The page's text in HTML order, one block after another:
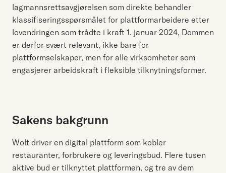
lagmannsrettsavgjørelsen som direkte behandler
klassifiseringsspørsmålet for plattformarbeidere etter
lovendringen som trådte i kraft 1. januar 2024, Dommen
er derfor svært relevant, ikke bare for
plattformselskaper, men for alle virksomheter som
engasjerer arbeidskraft i fleksible tilknytningsformer.
Sakens bakgrunn
Wolt driver en digital plattform som kobler
restauranter, forbrukere og leveringsbud. Flere tusen
aktive bud er tilknyttet plattformen, og tre av dem